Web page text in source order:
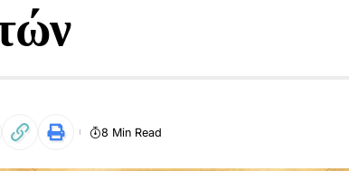
8 Min Read